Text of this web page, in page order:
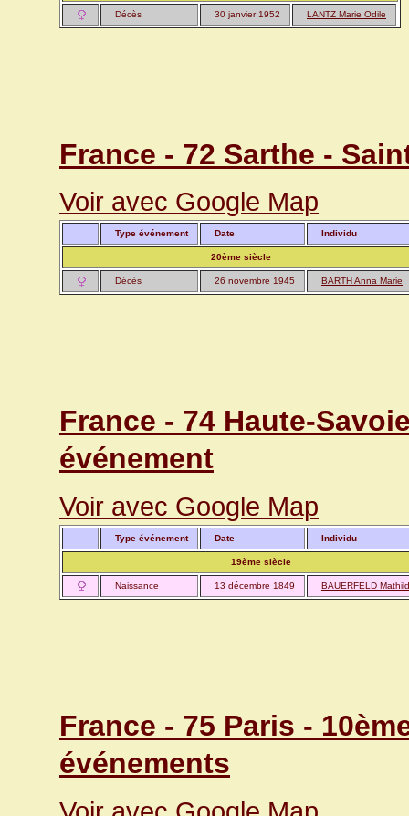
Décès 30 janvier 1952 LANTZ Marie Odile
France - 72 Sarthe -
Voir avec Google Map
Type événement Date Individu
20ème siècle
Décès 26 novembre 1945 BARTH Anna Marie
France - 74 Haute-
événement
Voir avec Google Map
Type événement Date Individu
19ème siècle
Naissance 13 décembre 1849 BAUERFELD
France - 75 Paris -
événements